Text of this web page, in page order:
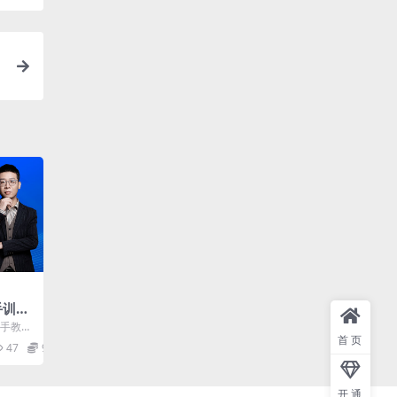
练
(价
教你
目
47 99
首页
开通